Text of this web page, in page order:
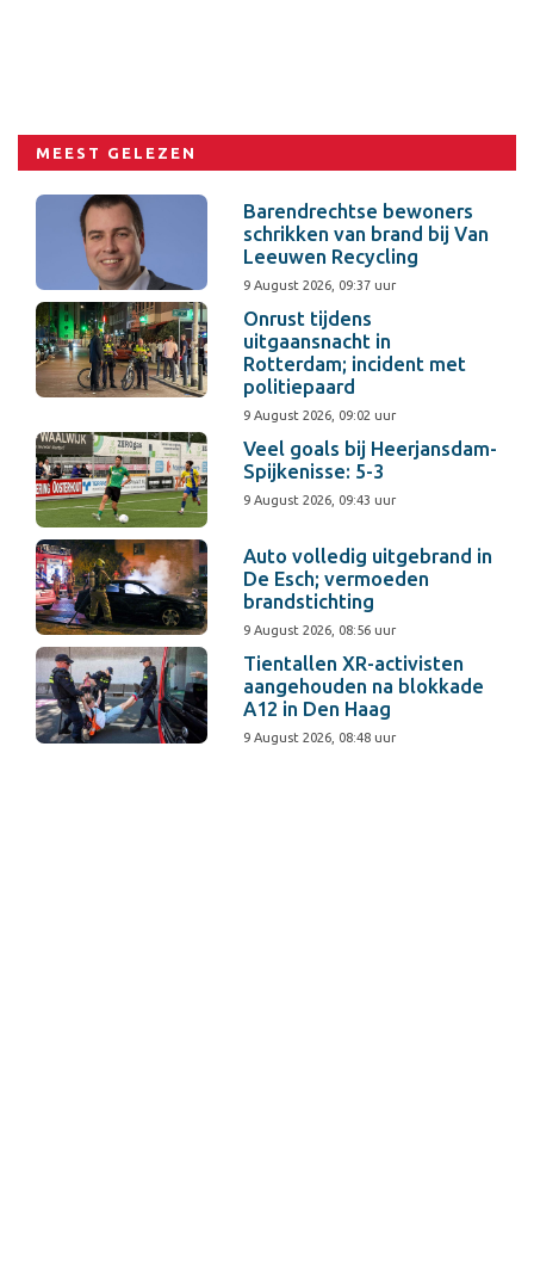
MEEST GELEZEN
Barendrechtse bewoners
schrikken van brand bij Van
Leeuwen Recycling
9 August 2026, 09:37 uur
Onrust tijdens
uitgaansnacht in
Rotterdam; incident met
politiepaard
9 August 2026, 09:02 uur
Veel goals bij Heerjansdam-
Spijkenisse: 5-3
9 August 2026, 09:43 uur
Auto volledig uitgebrand in
De Esch; vermoeden
brandstichting
9 August 2026, 08:56 uur
Tientallen XR-activisten
aangehouden na blokkade
A12 in Den Haag
9 August 2026, 08:48 uur